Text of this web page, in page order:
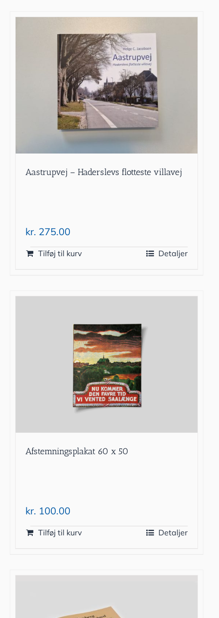
Aastrupvej – Haderslevs flotteste villavej
kr. 275.00
Tilføj til kurv Detaljer
Afstemningsplakat 60 x 50
kr. 100.00
Tilføj til kurv Detaljer